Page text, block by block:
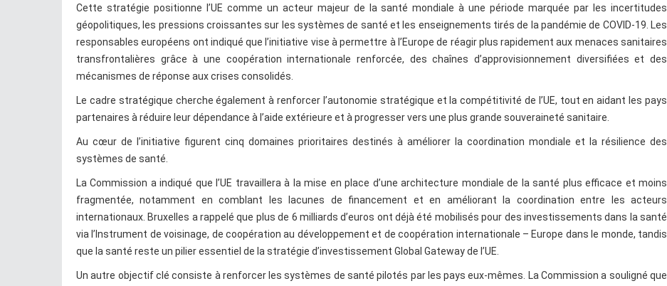
Cette stratégie positionne l’UE comme un acteur majeur de la santé mondiale à une période marquée par les incertitudes
géopolitiques, les pressions croissantes sur les systèmes de santé et les enseignements tirés de la pandémie de COVID-19. Les
responsables européens ont indiqué que l’initiative vise à permettre à l’Europe de réagir plus rapidement aux menaces sanitaires
transfrontalières grâce à une coopération internationale renforcée, des chaînes d’approvisionnement diversifiées et des
mécanismes de réponse aux crises consolidés.
Le cadre stratégique cherche également à renforcer l’autonomie stratégique et la compétitivité de l’UE, tout en aidant les pays
partenaires à réduire leur dépendance à l’aide extérieure et à progresser vers une plus grande souveraineté sanitaire.
Au cœur de l’initiative figurent cinq domaines prioritaires destinés à améliorer la coordination mondiale et la résilience des
systèmes de santé.
La Commission a indiqué que l’UE travaillera à la mise en place d’une architecture mondiale de la santé plus efficace et moins
fragmentée, notamment en comblant les lacunes de financement et en améliorant la coordination entre les acteurs
internationaux. Bruxelles a rappelé que plus de 6 milliards d’euros ont déjà été mobilisés pour des investissements dans la santé
via l’Instrument de voisinage, de coopération au développement et de coopération internationale – Europe dans le monde, tandis
que la santé reste un pilier essentiel de la stratégie d’investissement Global Gateway de l’UE.
Un autre objectif clé consiste à renforcer les systèmes de santé pilotés par les pays eux-mêmes. La Commission a souligné que